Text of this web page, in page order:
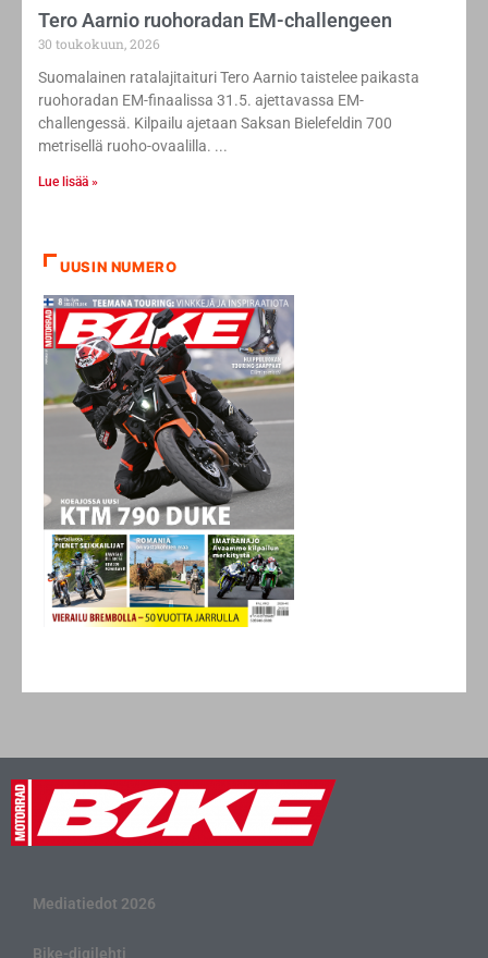
Tero Aarnio ruohoradan EM-challengeen
30 toukokuun, 2026
Suomalainen ratalajitaituri Tero Aarnio taistelee paikasta
ruohoradan EM-finaalissa 31.5. ajettavassa EM-
challengessä. Kilpailu ajetaan Saksan Bielefeldin 700
metrisellä ruoho-ovaalilla.
Lue lisää »
UUSIN NUMERO
Mediatiedot 2026
Bike-digilehti